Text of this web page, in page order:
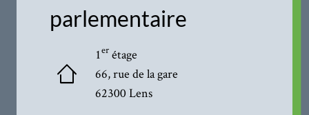
parlementaire
1erétage
66, rue de la gare
62300 Lens